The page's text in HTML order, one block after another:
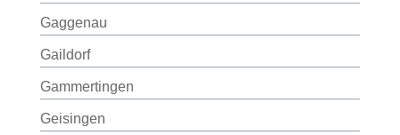
Gaggenau
Gaildorf
Gammertingen
Geisingen